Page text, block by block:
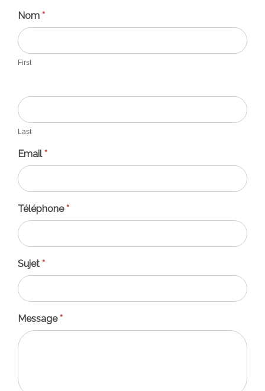
Contact
Nom *
First
Last
Email*
Téléphone*
Sujet *
Message*